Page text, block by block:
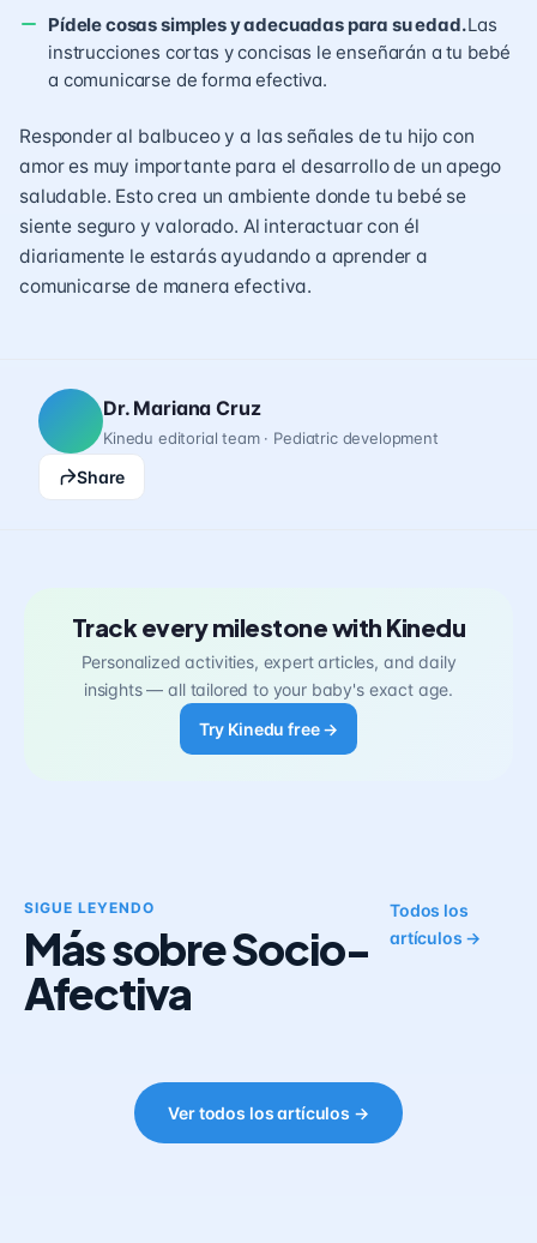
Pídele cosas simples y adecuadas para su edad.Las
instrucciones cortas y concisas le enseñarán a tu bebé
a comunicarse de forma efectiva.
Responder al balbuceo y a las señales de tu hijo con
amor es muy importante para el desarrollo de un apego
saludable. Esto crea un ambiente donde tu bebé se
siente seguro y valorado. Al interactuar con él
diariamente le estarás ayudando a aprender a
comunicarse de manera efectiva.
Dr. Mariana Cruz
Kinedu editorial team · Pediatric development
Share
Track every milestone with Kinedu
Personalized activities, expert articles, and daily
insights — all tailored to your baby's exact age.
Try Kinedu free →
SIGUE LEYENDO
Más sobre Socio-
Afectiva
Todos los
artículos →
Ver todos los artículos →